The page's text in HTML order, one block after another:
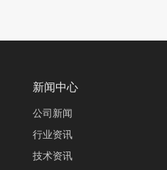
新闻中心
公司新闻
行业资讯
技术资讯